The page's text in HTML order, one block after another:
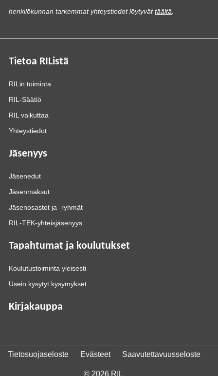
henkilökunnan tarkemmat yhteystiedot löytyvättäältä
Tietoa RIListä
RILin toiminta
RIL-Säätiö
RIL vaikuttaa
Yhteystiedot
Jäsenyys
Jäsenedut
Jäsenmaksut
Jäsenosastot ja -ryhmät
RIL-TEK-yhteisjäsenyys
Tapahtumat ja koulutukset
Koulutustoiminta yleisesti
Usein kysytyt kysymykset
Kirjakauppa
© 2026 RIL
Tietosuojaseloste Evästeet Saavutettavuusseloste